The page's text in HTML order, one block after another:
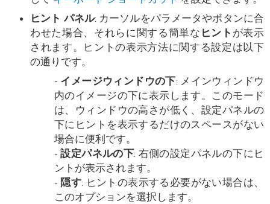
ヒント パネル: カーソルをパラメータやボタンに合
わせた場合、それらに関する簡単な ヒント が表示
されます。ヒントの表示方法に関する設定は以下
の通りです。
- イメージウィンドウの下: メインウィンドウ
内のイメージの下に表示します。このモード
は、ウィンドウの高さが低く、設定パネルの
下にヒントを表示するだけのスペースがない
場合に便利です。
-設定パネルの下: 右側の設定パネルの下にヒ
ントが表示されます。
- 隠す: ヒントの表示する必要がない場合は、
このオプションを選択します。